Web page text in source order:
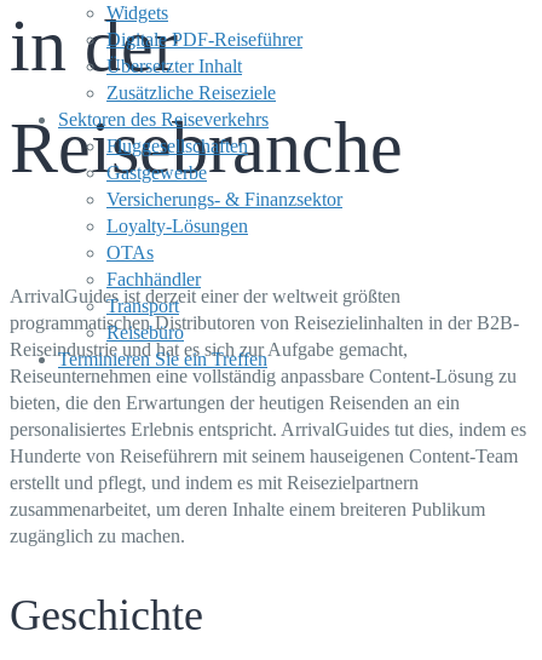
Widgets
Digitale PDF-Reiseführer
Übersetzter Inhalt
Zusätzliche Reiseziele
Sektoren des Reiseverkehrs
Fluggesellschaften
Gastgewerbe
Versicherungs- & Finanzsektor
Loyalty-Lösungen
OTAs
Fachhändler
Transport
Reisebüro
Terminieren Sie ein Treffen
in der
Reisebranche
Die Geschichte von ArrivalGuides
ArrivalGuides ist derzeit einer der weltweit größten
programmatischen Distributoren von Reisezielinhalten in der B2B-
Reiseindustrie und hat es sich zur Aufgabe gemacht,
Reiseunternehmen eine vollständig anpassbare Content-Lösung zu
bieten, die den Erwartungen der heutigen Reisenden an ein
personalisiertes Erlebnis entspricht. ArrivalGuides tut dies, indem es
Hunderte von Reiseführern mit seinem hauseigenen Content-Team
erstellt und pflegt, und indem es mit Reisezielpartnern
zusammenarbeitet, um deren Inhalte einem breiteren Publikum
zugänglich zu machen.
Geschichte